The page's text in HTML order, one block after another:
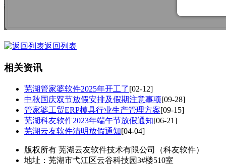
返回列表
相关资讯
芜湖管家婆软件2025年开工了[02-12]
中秋国庆双节放假安排及假期注意事项[09-28]
管家婆工贸ERP模具行业生产管理方案[09-15]
芜湖科友软件2023年端午节放假通知[06-21]
芜湖云友软件清明放假通知[04-04]
版权所有 芜湖云友软件技术有限公司（科友软件）
地址：芜湖市弋江区云谷科技园3#楼510室